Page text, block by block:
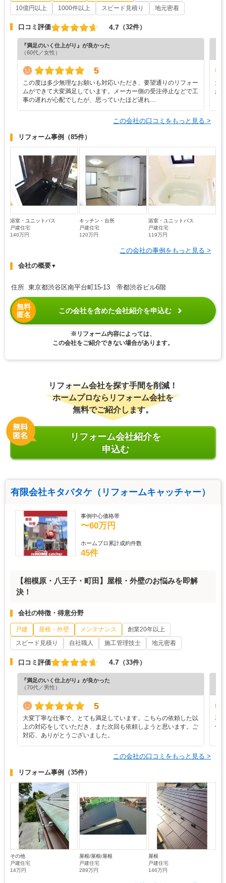
10億円以上
1000件以上 スピード見積り 地元密着
口コミ評価 4.7 （32件）
『満足のいく仕上がり』が良かった
（60代／女性）
5
この度は多少無理なお願いも対応いただき、要望通りのリフォー
ムができて大変満足しています。メーカー側の受注停止などで工
事の遅れが心配でしたが、思っていたほど遅れ…
大
か
この会社の口コミをもっと見る >
リフォーム事例 （85件）
浴室・ユニットバス
戸建住宅
140万円
キッチン・台所
戸建住宅
120万円
浴室・ユニットバス
戸建住宅
119万円
この会社の事例をもっと見る >
会社の概要▼
住所 東京都渋谷区南平台町15-13 帝都渋谷ビル6階
無料
匿名
この会社を含めた会社紹介を申込む
※リフォーム内容によっては、
この会社をご紹介できない場合があります。
リフォーム会社を探す手間を削減！
ホームプロならリフォーム会社を
無料でご紹介します。
リフォーム会社紹介を
申込む
有限会社キタバタケ（リフォームキャッチャー）
事例中心価格帯
〜60万円
ホームプロ累計成約件数
45件
【相模原・八王子・町田】屋根・外壁のお悩みを即解
決！
会社の特徴・得意分野
戸建 屋根・外壁 メンテナンス
創業20年以上
スピード見積り
自社職人 施工管理技士 地元密着
口コミ評価 4.7 （33件）
『満足のいく仕上がり』が良かった
（70代／男性）
5
大変丁寧な仕事で、とても満足しています。こちらの依頼した以
上の対応をしていただき、また次回も依頼しようと思います。ご
対応、ありがとうございました。
幕
併
この会社の口コミをもっと見る >
リフォーム事例 （35件）
その他
戸建住宅
14万円
屋根/屋根/屋根
戸建住宅
289万円
屋根
戸建住宅
146万円